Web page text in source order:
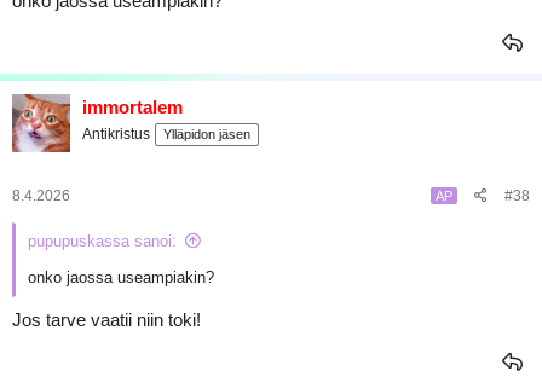
immortalem
Antikristus Ylläpidon jäsen
8.4.2026 AP #38
pupupuskassa sanoi:
onko jaossa useampiakin?
Jos tarve vaatii niin toki!